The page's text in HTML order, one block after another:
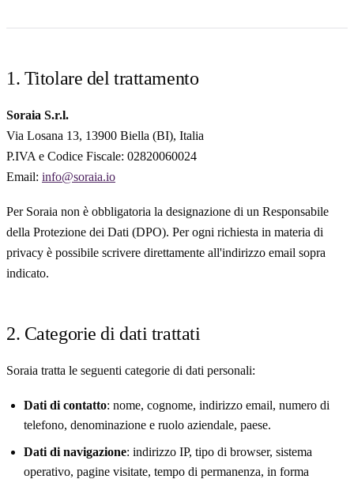
1. Titolare del trattamento
Soraia S.r.l.
Via Losana 13, 13900 Biella (BI), Italia
P.IVA e Codice Fiscale: 02820060024
Email: info@soraia.io
Per Soraia non è obbligatoria la designazione di un Responsabile
della Protezione dei Dati (DPO). Per ogni richiesta in materia di
privacy è possibile scrivere direttamente all'indirizzo email sopra
indicato.
2. Categorie di dati trattati
Soraia tratta le seguenti categorie di dati personali:
Dati di contatto: nome, cognome, indirizzo email, numero di
telefono, denominazione e ruolo aziendale, paese.
Dati di navigazione: indirizzo IP, tipo di browser, sistema
operativo, pagine visitate, tempo di permanenza, in forma